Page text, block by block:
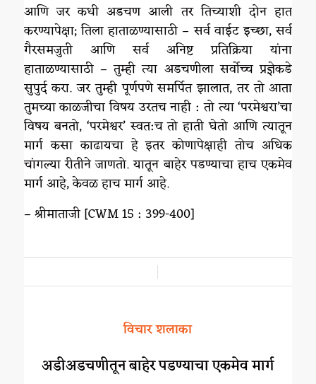
आणि जर कधी अडचण आली तर तिच्याशी दोन हात
करण्यापेक्षा; तिला हाताळण्यासाठी – सर्व वाईट इच्छा, सर्व
गैरसमजुती आणि सर्व अनिष्ट प्रतिक्रिया यांना
हाताळण्यासाठी – तुम्ही त्या अडचणीला सर्वोच्च प्रज्ञेकडे
सुपुर्द करा. जर तुम्ही पूर्णपणे समर्पित झालात, तर तो आता
तुमच्या काळजीचा विषय उरतच नाही : तो त्या ‘परमेश्वरा’चा
विषय बनतो, ‘परमेश्वर’ स्वत:च तो हाती घेतो आणि त्यातून
मार्ग कसा काढायचा हे इतर कोणापेक्षाही तोच अधिक
चांगल्या रीतीने जाणतो. यातून बाहेर पडण्याचा हाच एकमेव
मार्ग आहे, केवळ हाच मार्ग आहे.
– श्रीमाताजी [CWM 15 : 399-400]
विचार शलाका
अडीअडचणीतून बाहेर पडण्याचा एकमेव मार्ग